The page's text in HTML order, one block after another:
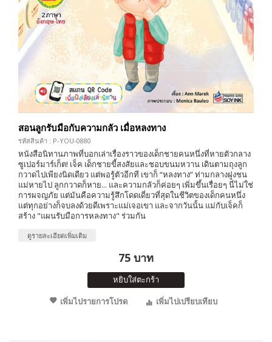
สอนลูกรับมือกับความกลัว เมื่อหลงทาง
รหัสสินค้า : P-YOU-0880
หนังสือนิทานภาพที่บอกเล่าเรื่องราวของเด็กชายคนหนึ่งที่หายตัวกลาง
ซูเปอร์มาร์เก็ต! เจ็ค เด็กชายขี้สงสัยและชอบขนมหวาน เดินตามถุงลูก
กวาดไปเพียงนิดเดียว แต่พอรู้ตัวอีกที เขาก็ “หลงทาง” ท่ามกลางฝูงชน
แม่หายไป ลูกกวาดก็หาย... และความกลัวก็ค่อยๆ เพิ่มขึ้นเรื่อยๆ นี่ไม่ใช่
การผจญภัย แต่มันคือความรู้สึกโดดเดี่ยวที่สุดในชีวิตของเด็กคนหนึ่ง
แต่ทุกอย่างก็จบลงด้วยดีเพราะแม่เจอเขา และจากวันนั้น แม่กับเจ็คก็
สร้าง "แผนรับมือการหลงทาง" ร่วมกัน
ดูรายละเอียดเพิ่มเติม
75 บาท
หยิบใส่ตะกร้า
เพิ่มไปรายการโปรด
เพิ่มไปเปรียบเทียบ